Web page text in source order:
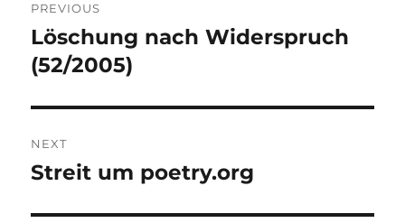
navigation
PREVIOUS
Previous
post:
Löschung nach Widerspruch
(52/2005)
NEXT
Next
Streit um poetry.org